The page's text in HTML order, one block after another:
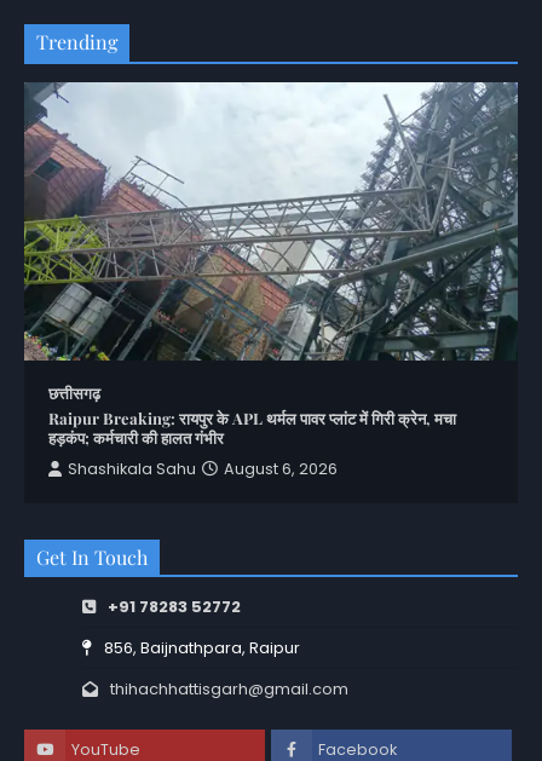
Trending
छत्तीसगढ़
Raipur Breaking: रायपुर के APL थर्मल पावर प्लांट में गिरी क्रेन, मचा
हड़कंप; कर्मचारी की हालत गंभीर
Shashikala Sahu
August 6, 2026
Get In Touch
+91 78283 52772
856, Baijnathpara, Raipur
thihachhattisgarh@gmail.com
YouTube Facebook